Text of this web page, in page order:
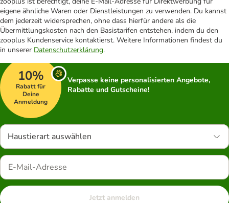
eigene ähnliche Waren oder Dienstleistungen zu verwenden. Du kannst
dem jederzeit widersprechen, ohne dass hierfür andere als die
Übermittlungskosten nach den Basistarifen entstehen, indem du den
zooplus Kundenservice kontaktierst. Weitere Informationen findest du
in unserer Datenschutzerklärung.
10%
Rabatt für
Deine
Anmeldung
Verpasse keine personalisierten Angebote,
Rabatte und Gutscheine!
Haustierart auswählen
Jetzt anmelden